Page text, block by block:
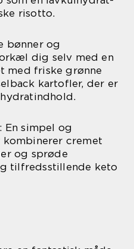
risotto.
bønner og
dig selv med en
med friske grønne
kartofler, der er
En simpel og
kombinerer cremet
og sprøde
tilfredsstillende keto